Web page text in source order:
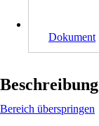
Dokument
Beschreibung
Bereich überspringen